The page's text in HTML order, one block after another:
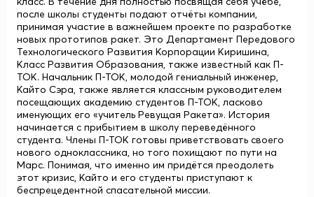
после школы студенты подают отчёты компании,
принимая участие в важнейшем проекте по разработке
новых прототипов ракет. Это Департамент Передового
Технологического Развития Корпорации Киришина,
Класс Развития Образования, также известный как П-
ТОК. Начальник П-ТОК, молодой гениальный инженер,
Кайто Сэра, также является классным руководителем
посещающих академию студентов П-ТОК, ласково
именующих его «учитель Ревущая Ракета». История
начинается с прибытием в школу переведённого
студента. Члены П-ТОК готовы приветствовать своего
нового одноклассника, но того похищают по пути на
Марс. Понимая, что именно им придётся преодолеть
этот кризис, Кайто и его студенты приступают к
беспрецедентной спасательной миссии.